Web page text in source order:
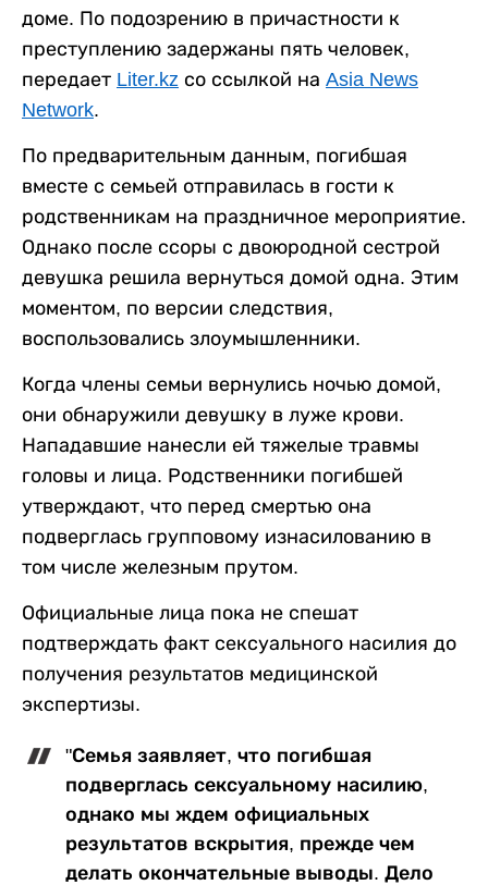
доме. По подозрению в причастности к
преступлению задержаны пять человек,
передает Liter.kz со ссылкой на Asia News
Network.
По предварительным данным, погибшая
вместе с семьей отправилась в гости к
родственникам на праздничное мероприятие.
Однако после ссоры с двоюродной сестрой
девушка решила вернуться домой одна. Этим
моментом, по версии следствия,
воспользовались злоумышленники.
Когда члены семьи вернулись ночью домой,
они обнаружили девушку в луже крови.
Нападавшие нанесли ей тяжелые травмы
головы и лица. Родственники погибшей
утверждают, что перед смертью она
подверглась групповому изнасилованию в
том числе железным прутом.
Официальные лица пока не спешат
подтверждать факт сексуального насилия до
получения результатов медицинской
экспертизы.
"Семья заявляет, что погибшая
подверглась сексуальному насилию,
однако мы ждем официальных
результатов вскрытия, прежде чем
делать окончательные выводы. Дело